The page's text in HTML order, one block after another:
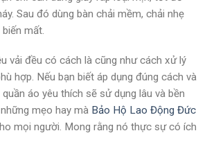
Sau đó dùng bàn chải mềm, chải nhẹ
mất.
vải đều có cách là cũng như cách xử lý
hợp. Nếu bạn biết áp dụng đúng cách và
áo yêu thích sẽ sử dụng lâu và bền
mẹo hay mà Bảo Hộ Lao Động Đức
mọi người. Mong rằng nó thực sự có ích